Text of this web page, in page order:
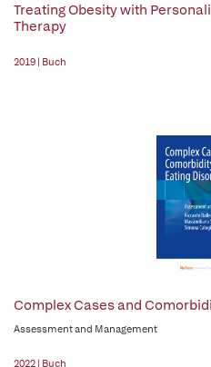
Treating Obesity with
Therapy
2019 | Buch
Complex Cases and
Assessment and Management
2022 | Buch